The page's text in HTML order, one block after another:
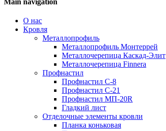
О нас
Кровля
Металлопрофиль
Металлопрофиль Монтеррей
Металлочерепица Каскад-Элит
Металлочерепица Finnera
Профнастил
Профнастил С-8
Профнастил С-21
Профнастил МП-20R
Гладкий лист
Отделочные элементы кровли
Планка коньковая